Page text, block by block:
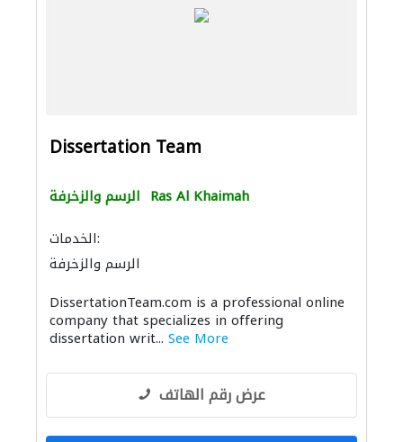
Dissertation Team
الرسم والزخرفة Ras Al Khaimah
الخدمات:
الرسم والزخرفة
DissertationTeam.com is a professional online
company that specializes in offering
dissertation writ... See More
عرض رقم الهاتف